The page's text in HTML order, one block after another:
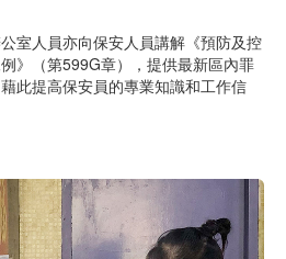
室人員亦向保安人員講解《預防及控
》（第599G章），提供最新區內罪
此提高保安員的專業知識和工作信